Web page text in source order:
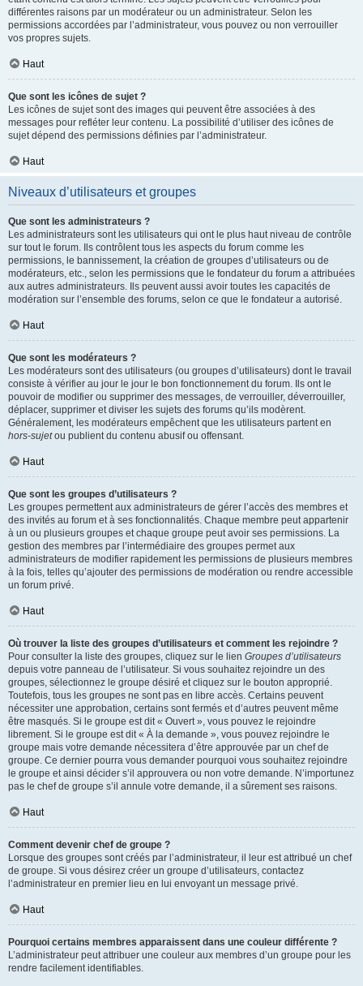
différentes raisons par un modérateur ou un administrateur. Selon les
permissions accordées par l’administrateur, vous pouvez ou non verrouiller
vos propres sujets.
Haut
Que sont les icônes de sujet ?
Les icônes de sujet sont des images qui peuvent être associées à des
messages pour refléter leur contenu. La possibilité d’utiliser des icônes de
sujet dépend des permissions définies par l’administrateur.
Haut
Niveaux d’utilisateurs et groupes
Que sont les administrateurs ?
Les administrateurs sont les utilisateurs qui ont le plus haut niveau de contrôle
sur tout le forum. Ils contrôlent tous les aspects du forum comme les
permissions, le bannissement, la création de groupes d’utilisateurs ou de
modérateurs, etc., selon les permissions que le fondateur du forum a attribuées
aux autres administrateurs. Ils peuvent aussi avoir toutes les capacités de
modération sur l’ensemble des forums, selon ce que le fondateur a autorisé.
Haut
Que sont les modérateurs ?
Les modérateurs sont des utilisateurs (ou groupes d’utilisateurs) dont le travail
consiste à vérifier au jour le jour le bon fonctionnement du forum. Ils ont le
pouvoir de modifier ou supprimer des messages, de verrouiller, déverrouiller,
déplacer, supprimer et diviser les sujets des forums qu’ils modèrent.
Généralement, les modérateurs empêchent que les utilisateurs partent en
hors-sujetou publient du contenu abusif ou offensant.
Haut
Que sont les groupes d’utilisateurs ?
Les groupes permettent aux administrateurs de gérer l’accès des membres et
des invités au forum et à ses fonctionnalités. Chaque membre peut appartenir
à un ou plusieurs groupes et chaque groupe peut avoir ses permissions. La
gestion des membres par l’intermédiaire des groupes permet aux
administrateurs de modifier rapidement les permissions de plusieurs membres
à la fois, telles qu’ajouter des permissions de modération ou rendre accessible
un forum privé.
Haut
Où trouver la liste des groupes d’utilisateurs et comment les rejoindre ?
Pour consulter la liste des groupes, cliquez sur le lien Groupes d’utilisateurs
depuis votre panneau de l’utilisateur. Si vous souhaitez rejoindre un des
groupes, sélectionnez le groupe désiré et cliquez sur le bouton approprié.
Toutefois, tous les groupes ne sont pas en libre accès. Certains peuvent
nécessiter une approbation, certains sont fermés et d’autres peuvent même
être masqués. Si le groupe est dit « Ouvert », vous pouvez le rejoindre
librement. Si le groupe est dit « À la demande », vous pouvez rejoindre le
groupe mais votre demande nécessitera d’être approuvée par un chef de
groupe. Ce dernier pourra vous demander pourquoi vous souhaitez rejoindre
le groupe et ainsi décider s’il approuvera ou non votre demande. N’importunez
pas le chef de groupe s’il annule votre demande, il a sûrement ses raisons.
Haut
Comment devenir chef de groupe ?
Lorsque des groupes sont créés par l’administrateur, il leur est attribué un chef
de groupe. Si vous désirez créer un groupe d’utilisateurs, contactez
l’administrateur en premier lieu en lui envoyant un message privé.
Haut
Pourquoi certains membres apparaissent dans une couleur différente ?
L’administrateur peut attribuer une couleur aux membres d’un groupe pour les
rendre facilement identifiables.